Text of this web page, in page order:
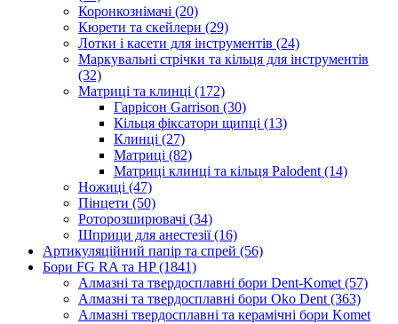
Коронкознімачі (20)
Кюрети та скейлери (29)
Лотки і касети для інструментів (24)
Маркувальні стрічки та кільця для інструментів
(32)
Матриці та клинці (172)
Гаррісон Garrison (30)
Кільця фіксатори щипці (13)
Клинці (27)
Матриці (82)
Матриці клинці та кільця Palodent (14)
Ножиці (47)
Пінцети (50)
Роторозширювачі (34)
Шприци для анестезії (16)
Артикуляційний папір та спрей (56)
Бори FG RA та HP (1841)
Алмазні та твердосплавні бори Dent-Komet (57)
Алмазні та твердосплавні бори Oko Dent (363)
Алмазні твердосплавні та керамічні бори Komet